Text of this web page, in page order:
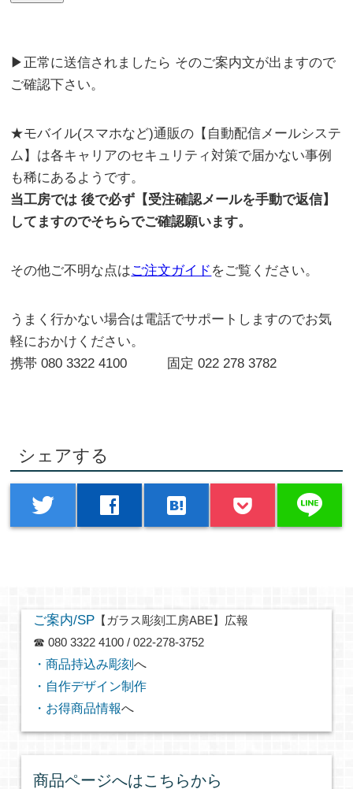
▶正常に送信されましたら そのご案内文が出ますので
ご確認下さい。
★モバイル(スマホなど)通販の【自動配信メールシステ
ム】は各キャリアのセキュリティ対策で届かない事例
も稀にあるようです。
当工房では 後で必ず【受注確認メールを手動で返信】
してますのでそちらでご確認願います。
その他ご不明な点はご注文ガイド をご覧ください。
うまく行かない場合は電話でサポートしますのでお気
軽におかけください。
携帯 080 3322 4100 固定 022 278 3782
シェアする
twitter facebook hatenabookmark line
ご案内/SP【ガラス彫刻工房ABE】広報
☎ 080 3322 4100 / 022-278-3752
・商品持込み彫刻 へ
・自作デザイン制作
・お得商品情報へ
商品ページへはこちらから